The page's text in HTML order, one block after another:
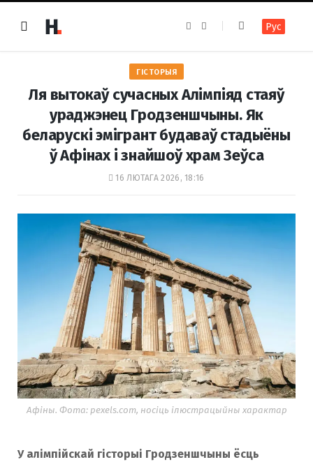
e
k
t
a
m
Рус
ГІСТОРЫЯ
Ля вытокаў сучасных Алімпіяд стаяў
ураджэнец Гродзеншчыны. Як
беларускі эмігрант будаваў стадыёны
ў Афінах і знайшоў храм Зеўса
16 ЛЮТАГА 2026, 18:16
Афіны. Фота: pexels.com, носіць ілюстрацыйны характар
У алімпійскай гісторыі Гродзеншчыны ёсць